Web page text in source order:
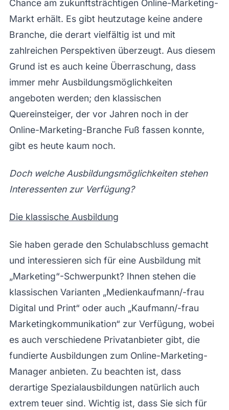
Chance am zukunftsträchtigen Online-Marketing-
Markt erhält. Es gibt heutzutage keine andere
Branche, die derart vielfältig ist und mit
zahlreichen Perspektiven überzeugt. Aus diesem
Grund ist es auch keine Überraschung, dass
immer mehr Ausbildungsmöglichkeiten
angeboten werden; den klassischen
Quereinsteiger, der vor Jahren noch in der
Online-Marketing-Branche Fuß fassen konnte,
gibt es heute kaum noch.
Doch welche Ausbildungsmöglichkeiten stehen
Interessenten zur Verfügung?
Die klassische Ausbildung
Sie haben gerade den Schulabschluss gemacht
und interessieren sich für eine Ausbildung mit
„Marketing“-Schwerpunkt? Ihnen stehen die
klassischen Varianten „Medienkaufmann/-frau
Digital und Print“ oder auch „Kaufmann/-frau
Marketingkommunikation“ zur Verfügung, wobei
es auch verschiedene Privatanbieter gibt, die
fundierte Ausbildungen zum Online-Marketing-
Manager anbieten. Zu beachten ist, dass
derartige Spezialausbildungen natürlich auch
extrem teuer sind. Wichtig ist, dass Sie sich für